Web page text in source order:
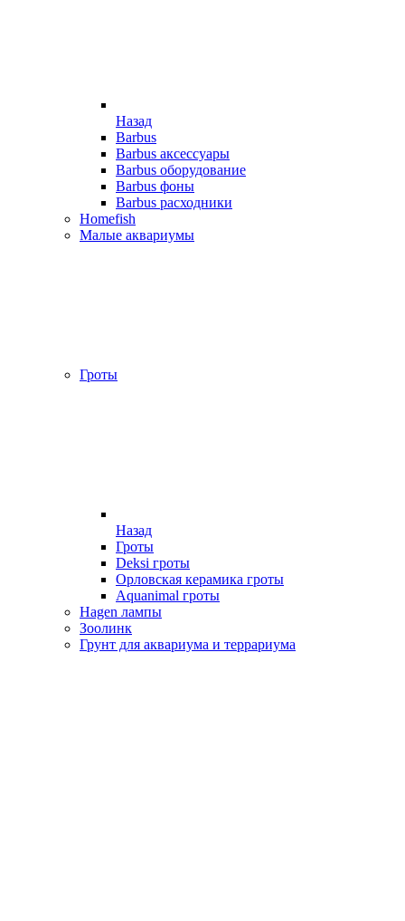
Назад
Barbus
Barbus аксессуары
Barbus оборудование
Barbus фоны
Barbus расходники
Homefish
Малые аквариумы
Гроты
Назад
Гроты
Deksi гроты
Орловская керамика гроты
Aquanimal гроты
Hagen лампы
Зоолинк
Грунт для аквариума и террариума